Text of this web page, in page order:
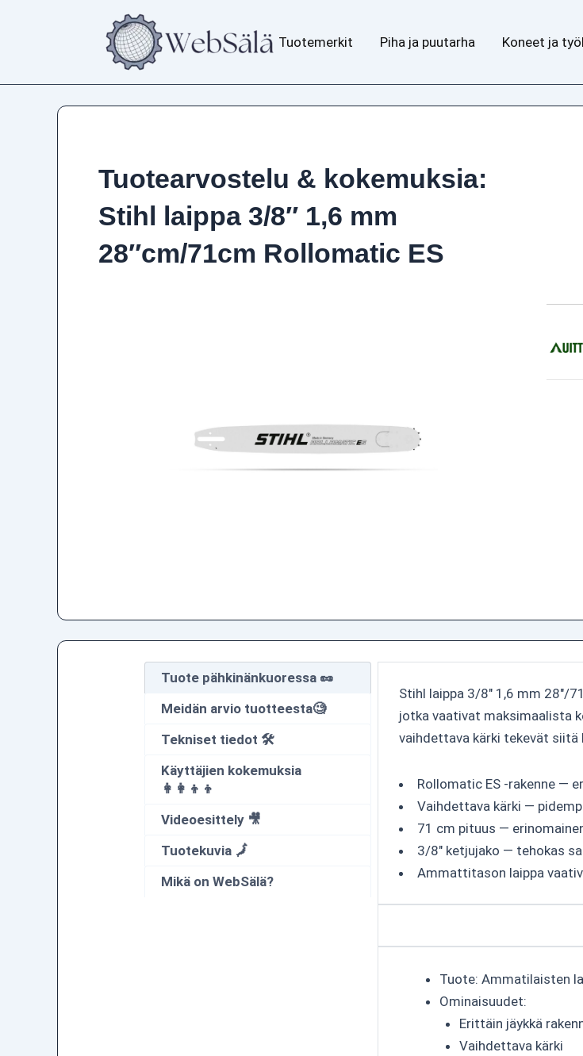
Tuotemerkit Piha ja puutarha Koneet ja
Tuotearvostelu & kokemuksia:
Stihl laippa 3/8″ 1,6 mm
28″cm/71cm Rollomatic ES
Tuote pähkinänkuoressa 🥜
Meidän arvio tuotteesta🧐
Tekniset tiedot 🛠
Käyttäjien kokemuksia
👩‍👩‍👦‍👦
Videoesittely 🎥
Tuotekuvia 🗾
Mikä on WebSälä?
Stihl laippa 3/8" 1,6 mm 28"/
jotka vaativat maksimaalista
vaihdettava kärki tekevät
Rollomatic ES -rakenne —
Vaihdettava kärki —
71 cm pituus —
3/8" ketjujako — tehokas
Ammattitason laippa
Tuote: Ammatilaisten
Ominaisuudet:
Erittäin jäykkä
Vaihdettava kärki